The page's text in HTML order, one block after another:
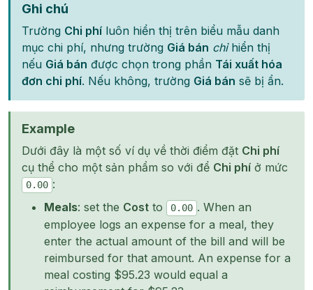
Ghi chú
Trường Chi phí luôn hiển thị trên biểu mẫu danh
mục chi phí, nhưng trường Giá bán chỉhiển thị
nếu Giá bán được chọn trong phần Tái xuất hóa
đơn chi phí. Nếu không, trường Giá bán sẽ bị ẩn.
Example
Dưới đây là một số ví dụ về thời điểm đặt Chi phí
cụ thể cho một sản phẩm so với để Chi phí ở mức
0.00 :
Meals: set the Cost to 0.00 . When an
employee logs an expense for a meal, they
enter the actual amount of the bill and will be
reimbursed for that amount. An expense for a
meal costing $95.23 would equal a